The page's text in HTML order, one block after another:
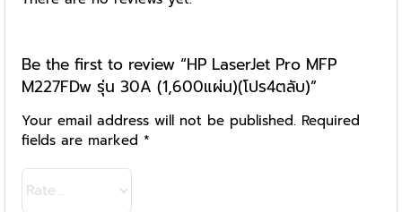
Be the first to review “HP LaserJet Pro MFP
M227FDw รุ่น 30A (1,600แผ่น)(โปร4ตลับ)”
Your email address will not be published. Required
fields are marked *